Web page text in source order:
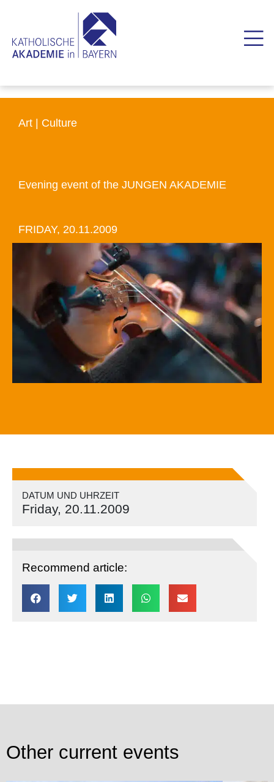
Art | Culture
Evening event of the JUNGEN AKADEMIE
FRIDAY, 20.11.2009
DATUM UND UHRZEIT
Friday, 20.11.2009
Recommend article:
Other current events